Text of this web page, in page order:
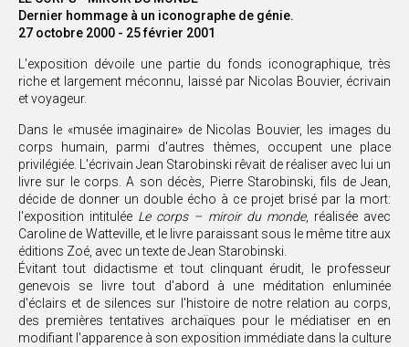
Dernier hommage à un iconographe de génie.
27 octobre 2000 - 25 février 2001
L'exposition dévoile une partie du fonds iconographique, très
riche et largement méconnu, laissé par Nicolas Bouvier, écrivain
et voyageur.
Dans le «musée imaginaire» de Nicolas Bouvier, les images du
corps humain, parmi d'autres thèmes, occupent une place
privilégiée. L'écrivain Jean Starobinski rêvait de réaliser avec lui un
livre sur le corps. A son décès, Pierre Starobinski, fils de Jean,
décide de donner un double écho à ce projet brisé par la mort:
l'exposition intitulée Le corps – miroir du monde, réalisée avec
Caroline de Watteville, et le livre paraissant sous le même titre aux
éditions Zoé, avec un texte de Jean Starobinski.
Évitant tout didactisme et tout clinquant érudit, le professeur
genevois se livre tout d'abord à une méditation enluminée
d'éclairs et de silences sur l'histoire de notre relation au corps,
des premières tentatives archaïques pour le médiatiser en en
modifiant l'apparence à son exposition immédiate dans la culture